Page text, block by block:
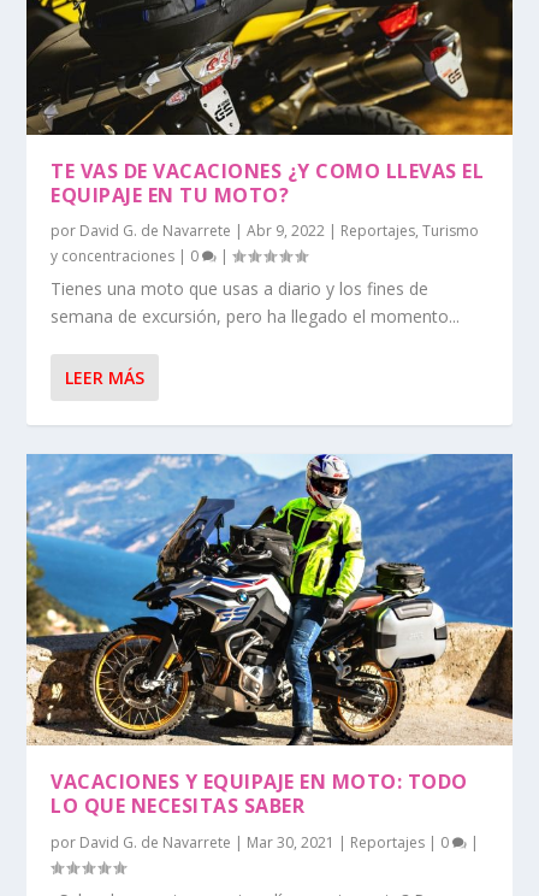
TE VAS DE VACACIONES ¿Y COMO LLEVAS EL
EQUIPAJE EN TU MOTO?
por David G. de Navarrete |Abr 9, 2022 | Reportajes,Turismo
y concentraciones | 0 |
Tienes una moto que usas a diario y los fines de
semana de excursión, pero ha llegado el momento...
LEER MÁS
VACACIONES Y EQUIPAJE EN MOTO: TODO
LO QUE NECESITAS SABER
por David G. de Navarrete | Mar 30, 2021 | Reportajes | 0 |